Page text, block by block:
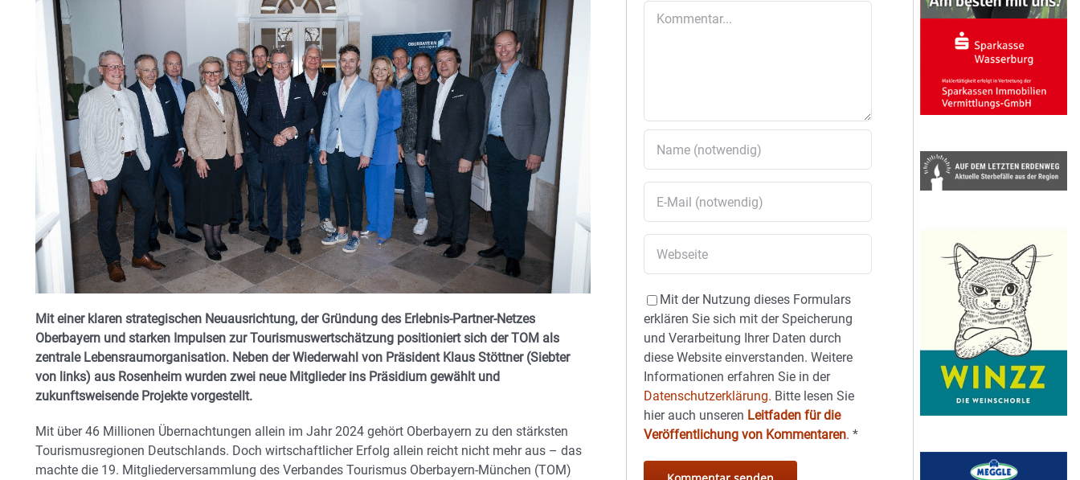
Mit einer klaren strategischen Neuausrichtung, der Gründung des Erlebnis-Partner-Netzes
Oberbayern und starken Impulsen zur Tourismuswertschätzung positioniert sich der TOM als
zentrale Lebensraumorganisation. Neben der Wiederwahl von Präsident Klaus Stöttner (Siebter
von links) aus Rosenheim wurden zwei neue Mitglieder ins Präsidium gewählt und
zukunftsweisende Projekte vorgestellt.
Mit über 46 Millionen Übernachtungen allein im Jahr 2024 gehört Oberbayern zu den stärksten
Tourismusregionen Deutschlands. Doch wirtschaftlicher Erfolg allein reicht nicht mehr aus – das
machte die 19. Mitgliederversammlung des Verbandes Tourismus Oberbayern-München (TOM)
Mit der Nutzung dieses Formulars
erklären Sie sich mit der Speicherung
und Verarbeitung Ihrer Daten durch
diese Website einverstanden. Weitere
Informationen erfahren Sie in der
Datenschutzerklärung. Bitte lesen Sie
hier auch unseren Leitfaden für die
Veröffentlichung von Kommentaren.*